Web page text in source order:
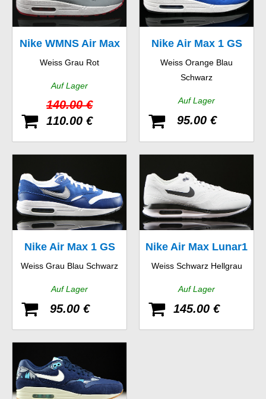
Nike WMNS Air Max
1 Essential
Weiss Grau Rot
Auf Lager
140.00 €
110.00 €
Nike Air Max 1 GS
Weiss Orange Blau
Schwarz
Auf Lager
95.00 €
Nike Air Max 1 GS
Weiss Grau Blau Schwarz
Auf Lager
95.00 €
Nike Air Max Lunar1
WR
Weiss Schwarz Hellgrau
Auf Lager
145.00 €